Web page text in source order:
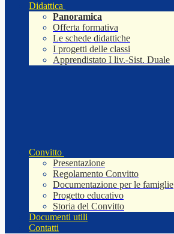
Didattica
Panoramica
Offerta formativa
Le schede didattiche
I progetti delle classi
Apprendistato I liv.-Sist. Duale
Convitto
Presentazione
Regolamento Convitto
Documentazione per le famiglie
Progetto educativo
Storia del Convitto
Documenti utili
Contatti